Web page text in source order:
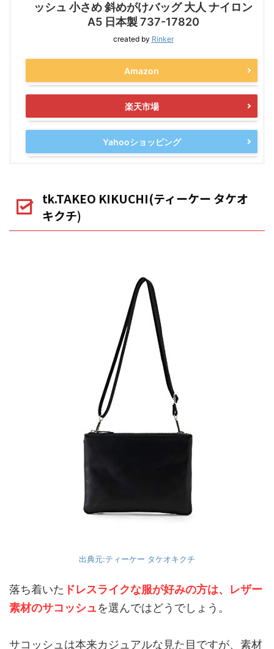
ッシュ 小さめ 斜めがけバッグ 大人 ナイロン
A5 日本製 737-17820
created by Rinker
Amazon
楽天市場
Yahooショッピング
tk.TAKEO KIKUCHI(ティーケー タケオ
キクチ)
出典元:ティーケー タケオキクチ
落ち着いた ドレスライクな服が好みの方は、レザー
素材のサコッシュを選んではどうでしょう。
サコッシュは本来カジュアルな見た目ですが、素材